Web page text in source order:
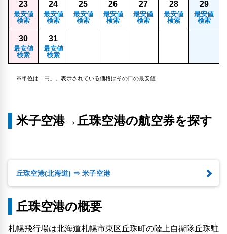
23
最安値
検索
24
最安値
検索
25
最安値
検索
26
最安値
検索
27
最安値
検索
28
最安値
検索
29
最安値
検索
30
最安値
検索
31
最安値
検索
※単位は「円」。表示されている価格はその日の最安値
米子空港→丘珠空港の航空券を探す
丘珠空港(北海道) ⇒ 米子空港
丘珠空港の概要
札幌飛行場は北海道札幌市東区丘珠町の陸上自衛隊丘珠駐